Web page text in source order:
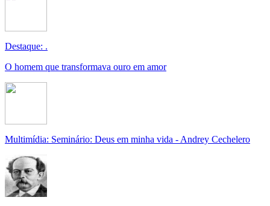
Destaque: .
O homem que transformava ouro em amor
Multimídia: Seminário: Deus em minha vida - Andrey Cechelero